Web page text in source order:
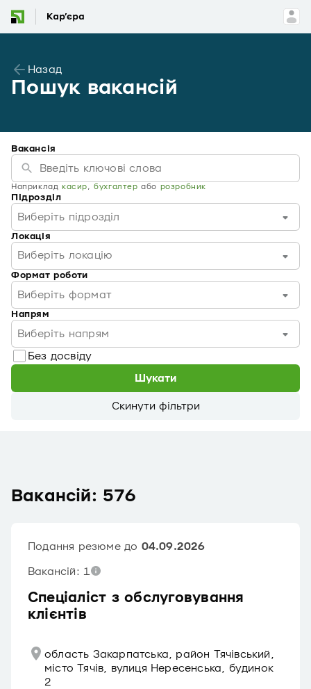
Назад
Пошук вакансій
Вакансія
Наприклад касир,бухгалтер або розробник
Підрозділ
Виберіть підрозділ
Локація
Виберіть локацію
Формат роботи
Виберіть формат
Напрям
Виберіть напрям
Без досвіду
Шукати
Скинути фільтри
Вакансій: 576
Спеціаліст з обслуговування
клієнтів
Подання резюме до 04.09.2026
Вакансій: 1
область Закарпатська, район Тячівський,
місто Тячів, вулиця Нересенська, будинок
2